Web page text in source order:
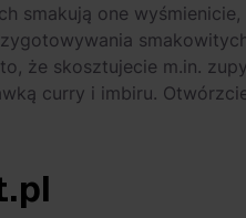
smakują one
że skosztujecie m.in.
curry i imbiru.